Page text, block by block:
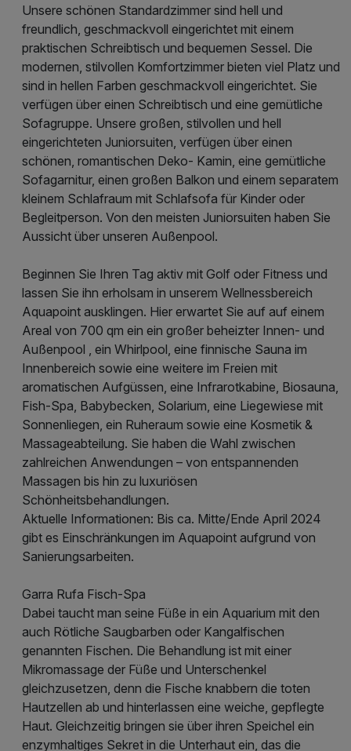
Unsere schönen Standardzimmer sind hell und
freundlich, geschmackvoll eingerichtet mit einem
praktischen Schreibtisch und bequemen Sessel. Die
modernen, stilvollen Komfortzimmer bieten viel Platz und
sind in hellen Farben geschmackvoll eingerichtet. Sie
verfügen über einen Schreibtisch und eine gemütliche
Sofagruppe. Unsere großen, stilvollen und hell
eingerichteten Juniorsuiten, verfügen über einen
schönen, romantischen Deko- Kamin, eine gemütliche
Sofagarnitur, einen großen Balkon und einem separatem
kleinem Schlafraum mit Schlafsofa für Kinder oder
Begleitperson. Von den meisten Juniorsuiten haben Sie
Aussicht über unseren Außenpool.
Beginnen Sie Ihren Tag aktiv mit Golf oder Fitness und
lassen Sie ihn erholsam in unserem Wellnessbereich
Aquapoint ausklingen. Hier erwartet Sie auf auf einem
Areal von 700 qm ein ein großer beheizter Innen- und
Außenpool , ein Whirlpool, eine finnische Sauna im
Innenbereich sowie eine weitere im Freien mit
aromatischen Aufgüssen, eine Infrarotkabine, Biosauna,
Fish-Spa, Babybecken, Solarium, eine Liegewiese mit
Sonnenliegen, ein Ruheraum sowie eine Kosmetik &
Massageabteilung. Sie haben die Wahl zwischen
zahlreichen Anwendungen – von entspannenden
Massagen bis hin zu luxuriösen
Schönheitsbehandlungen.
Aktuelle Informationen: Bis ca. Mitte/Ende April 2024
gibt es Einschränkungen im Aquapoint aufgrund von
Sanierungsarbeiten.
Garra Rufa Fisch-Spa
Dabei taucht man seine Füße in ein Aquarium mit den
auch Rötliche Saugbarben oder Kangalfischen
genannten Fischen. Die Behandlung ist mit einer
Mikromassage der Füße und Unterschenkel
gleichzusetzen, denn die Fische knabbern die toten
Hautzellen ab und hinterlassen eine weiche, gepflegte
Haut. Gleichzeitig bringen sie über ihren Speichel ein
enzymhaltiges Sekret in die Unterhaut ein, das die